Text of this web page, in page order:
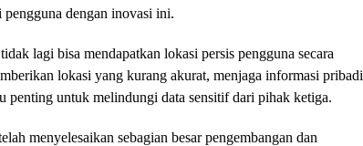
dengan inovasi ini.
lagi bisa mendapatkan lokasi persis pengguna secara
lokasi yang kurang akurat, menjaga informasi pribadi
penting untuk melindungi data sensitif dari pihak ketiga.
menyelesaikan sebagian besar pengembangan dan